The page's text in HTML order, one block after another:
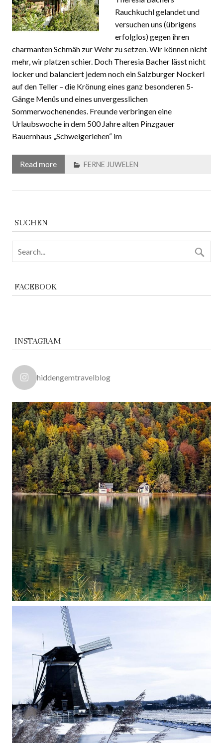
Rauchkuchl gelandet und
versuchen uns (übrigens
erfolglos) gegen ihren
charmanten Schmäh zur Wehr zu setzen. Wir können nicht
mehr, wir platzen schier. Doch Theresia Bacher lässt nicht
locker und balanciert jedem noch ein Salzburger Nockerl
auf den Teller – die Krönung eines ganz besonderen 5-
Gänge Menüs und eines unvergesslichen
Sommerwochenendes. Freunde verbringen eine
Urlaubswoche in dem 500 Jahre alten Pinzgauer
Bauernhaus „Schweigerlehen“ im
Read more FERNE JUWELEN
SUCHEN
FACEBOOK
INSTAGRAM
hiddengemtravelblog